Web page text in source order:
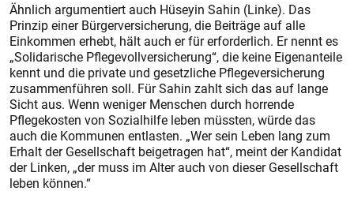
Ähnlich argumentiert auch Hüseyin Sahin (Linke). Das
Prinzip einer Bürgerversicherung, die Beiträge auf alle
Einkommen erhebt, hält auch er für erforderlich. Er nennt es
„Solidarische Pflegevollversicherung“, die keine Eigenanteile
kennt und die private und gesetzliche Pflegeversicherung
zusammenführen soll. Für Sahin zahlt sich das auf lange
Sicht aus. Wenn weniger Menschen durch horrende
Pflegekosten von Sozialhilfe leben müssten, würde das
auch die Kommunen entlasten. „Wer sein Leben lang zum
Erhalt der Gesellschaft beigetragen hat“, meint der Kandidat
der Linken, „der muss im Alter auch von dieser Gesellschaft
leben können.“